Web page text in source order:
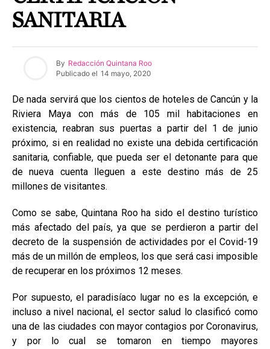
SANITARIA
By Redacción Quintana Roo
Publicado el 14 mayo, 2020
De nada servirá que los cientos de hoteles de Cancún y la
Riviera Maya con más de 105 mil habitaciones en
existencia, reabran sus puertas a partir del 1 de junio
próximo, si en realidad no existe una debida certificación
sanitaria, confiable, que pueda ser el detonante para que
de nueva cuenta lleguen a este destino más de 25
millones de visitantes.
Como se sabe, Quintana Roo ha sido el destino turístico
más afectado del país, ya que se perdieron a partir del
decreto de la suspensión de actividades por el Covid-19
más de un millón de empleos, los que será casi imposible
de recuperar en los próximos 12 meses.
Por supuesto, el paradisíaco lugar no es la excepción, e
incluso a nivel nacional, el sector salud lo clasificó como
una de las ciudades con mayor contagios por Coronavirus,
y por lo cual se tomaron en tiempo mayores